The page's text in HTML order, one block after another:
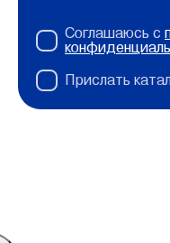
Соглашаюсь с
Прислать